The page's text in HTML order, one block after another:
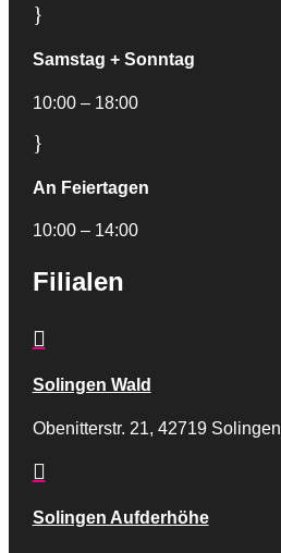
}
Samstag + Sonntag
10:00 – 18:00
}
An Feiertagen
10:00 – 14:00
Filialen

Solingen Wald
Obenitterstr. 21, 42719 Solingen

Solingen Aufderhöhe